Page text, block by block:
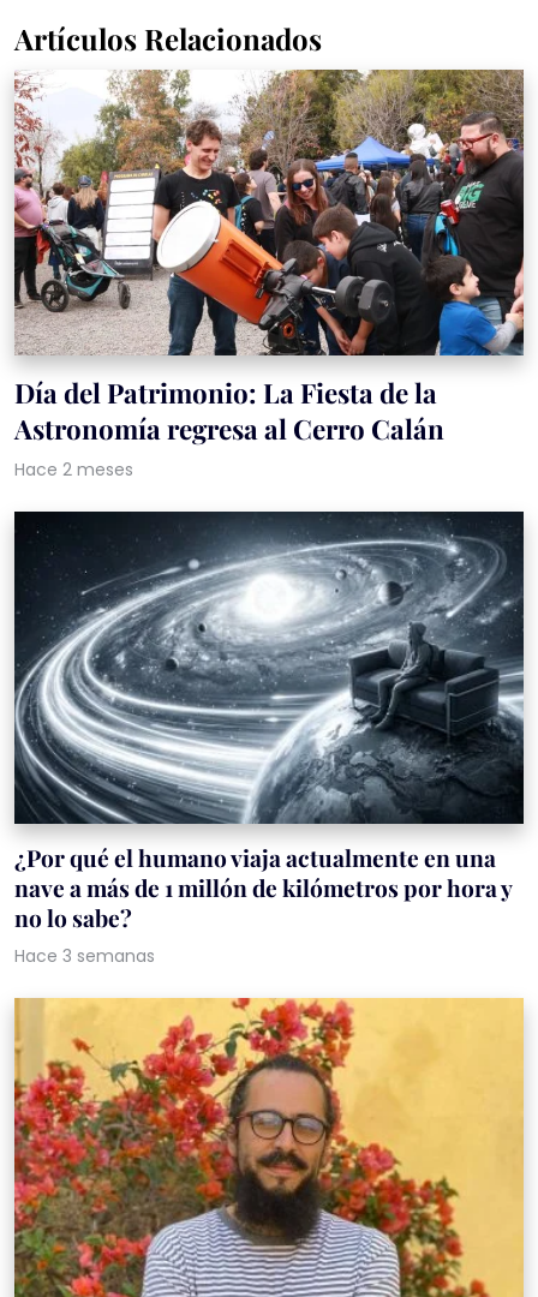
Artículos Relacionados
Día del Patrimonio: La Fiesta de la
Astronomía regresa al Cerro Calán
Hace 2 meses
¿Por qué el humano viaja actualmente en una
nave a más de 1 millón de kilómetros por hora y
no lo sabe?
Hace 3 semanas